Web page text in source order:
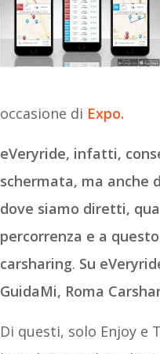
occasione di Expo.
eVeryride, infatti,
schermata, ma anche
dove siamo diretti,
percorrenza e a
carsharing. Su
GuidaMi, Roma
Di questi, solo Enjoy e